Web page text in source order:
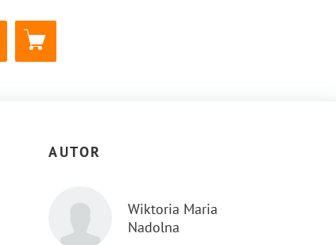
AUTOR
Wiktoria Maria
Nadolna